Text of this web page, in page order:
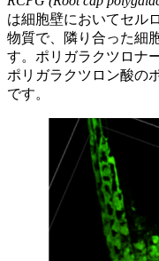
は細胞壁においてセル
物質で、隣り合った細
す。ポリガラクツロナ
ポリガラクツロン酸の
です。